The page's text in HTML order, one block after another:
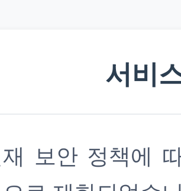
서비
재 보안 정책에